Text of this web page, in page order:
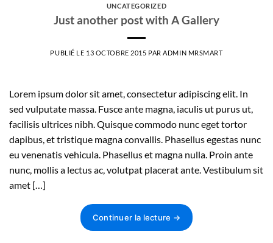
UNCATEGORIZED
Just another post with A Gallery
PUBLIÉ LE 13 OCTOBRE 2015 PARADMIN MRSMART
Lorem ipsum dolor sit amet, consectetur adipiscing elit. In
sed vulputate massa. Fusce ante magna, iaculis ut purus ut,
facilisis ultrices nibh. Quisque commodo nunc eget tortor
dapibus, et tristique magna convallis. Phasellus egestas nunc
eu venenatis vehicula. Phasellus et magna nulla. Proin ante
nunc, mollis a lectus ac, volutpat placerat ante. Vestibulum sit
amet […]
Continuer la lecture →